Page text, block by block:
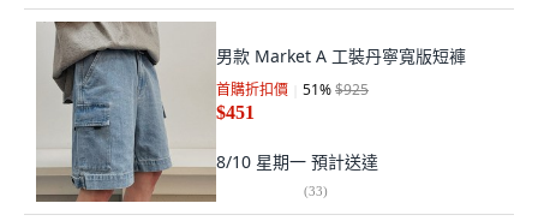
男款 Market A 工裝丹寧寬版短褲
首購折扣價 51%$925
$451
8/10 星期一 預計送達
(33)